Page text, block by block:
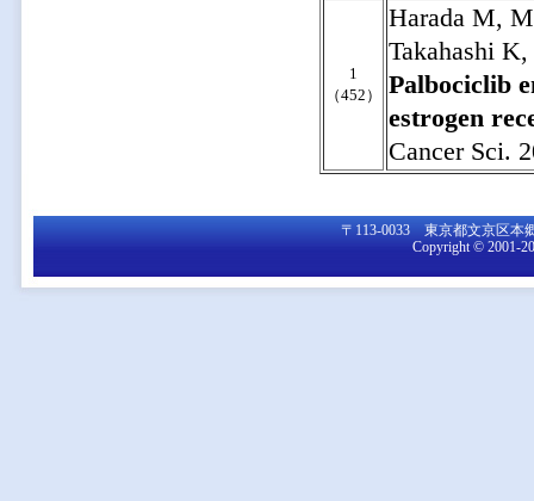
1
（452）
Harada M,
Takahashi
Palbociclib
estrogen
Cancer Sci.
〒113-0033 東京都文京区本
Copyright © 2001-